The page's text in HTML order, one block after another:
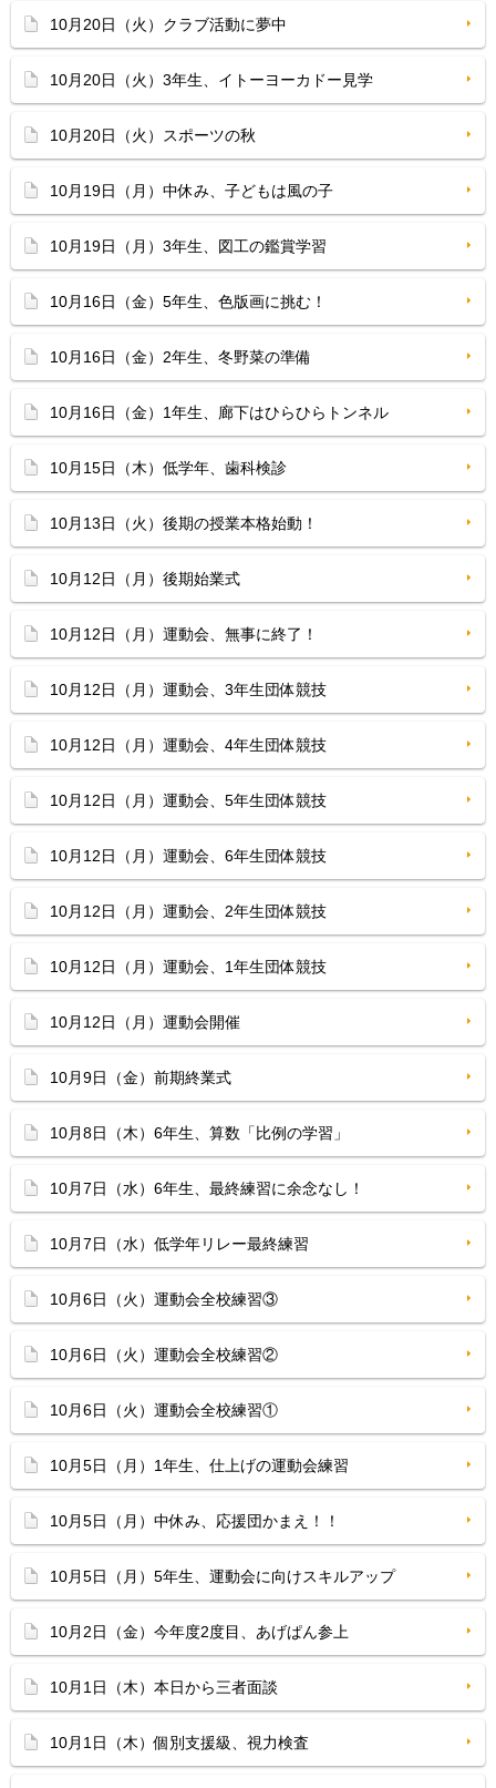
10月20日（火）クラブ活動に夢中
10月20日（火）3年生、イトーヨーカドー見学
10月20日（火）スポーツの秋
10月19日（月）中休み、子どもは風の子
10月19日（月）3年生、図工の鑑賞学習
10月16日（金）5年生、色版画に挑む！
10月16日（金）2年生、冬野菜の準備
10月16日（金）1年生、廊下はひらひらトンネル
10月15日（木）低学年、歯科検診
10月13日（火）後期の授業本格始動！
10月12日（月）後期始業式
10月12日（月）運動会、無事に終了！
10月12日（月）運動会、3年生団体競技
10月12日（月）運動会、4年生団体競技
10月12日（月）運動会、5年生団体競技
10月12日（月）運動会、6年生団体競技
10月12日（月）運動会、2年生団体競技
10月12日（月）運動会、1年生団体競技
10月12日（月）運動会開催
10月9日（金）前期終業式
10月8日（木）6年生、算数「比例の学習」
10月7日（水）6年生、最終練習に余念なし！
10月7日（水）低学年リレー最終練習
10月6日（火）運動会全校練習③
10月6日（火）運動会全校練習②
10月6日（火）運動会全校練習①
10月5日（月）1年生、仕上げの運動会練習
10月5日（月）中休み、応援団かまえ！！
10月5日（月）5年生、運動会に向けスキルアップ
10月2日（金）今年度2度目、あげぱん参上
10月1日（木）本日から三者面談
10月1日（木）個別支援級、視力検査